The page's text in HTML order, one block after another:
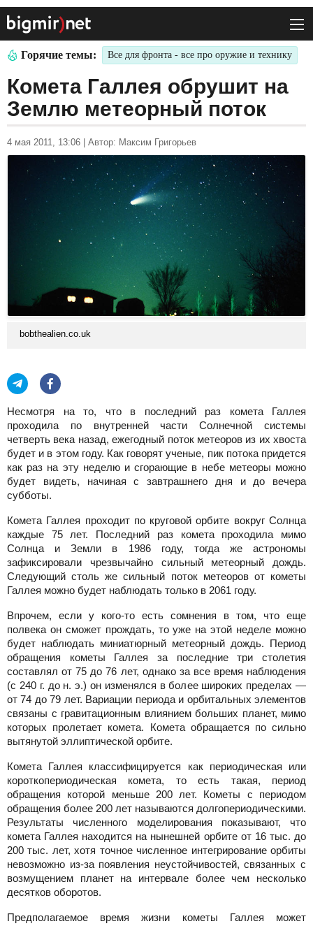
Горячие темы: Все для фронта - все про оружие и технику
Комета Галлея обрушит на
Землю метеорный поток
4 мая 2011, 13:06 | Автор: Максим Григорьев
bobthealien.co.uk
Несмотря на то, что в последний раз комета Галлея
проходила по внутренней части Солнечной системы
четверть века назад, ежегодный поток метеоров из их хвоста
будет и в этом году. Как говорят ученые, пик потока придется
как раз на эту неделю и сгорающие в небе метеоры можно
будет видеть, начиная с завтрашнего дня и до вечера
субботы.
Комета Галлея проходит по круговой орбите вокруг Солнца
каждые 75 лет. Последний раз комета проходила мимо
Солнца и Земли в 1986 году, тогда же астрономы
зафиксировали чрезвычайно сильный метеорный дождь.
Следующий столь же сильный поток метеоров от кометы
Галлея можно будет наблюдать только в 2061 году.
Впрочем, если у кого-то есть сомнения в том, что еще
полвека он сможет прождать, то уже на этой неделе можно
будет наблюдать миниатюрный метеорный дождь. Период
обращения кометы Галлея за последние три столетия
составлял от 75 до 76 лет, однако за все время наблюдения
(с 240 г. до н. э.) он изменялся в более широких пределах —
от 74 до 79 лет. Вариации периода и орбитальных элементов
связаны с гравитационным влиянием больших планет, мимо
которых пролетает комета. Комета обращается по сильно
вытянутой эллиптической орбите.
Комета Галлея классифицируется как периодическая или
короткопериодическая комета, то есть такая, период
обращения которой меньше 200 лет. Кометы с периодом
обращения более 200 лет называются долгопериодическими.
Результаты численного моделирования показывают, что
комета Галлея находится на нынешней орбите от 16 тыс. до
200 тыс. лет, хотя точное численное интегрирование орбиты
невозможно из-за появления неустойчивостей, связанных с
возмущением планет на интервале более чем несколько
десятков оборотов.
Предполагаемое время жизни кометы Галлея может